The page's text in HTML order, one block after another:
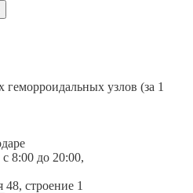
узлов (за 1
8:00 до 20:00,
48, строение 1